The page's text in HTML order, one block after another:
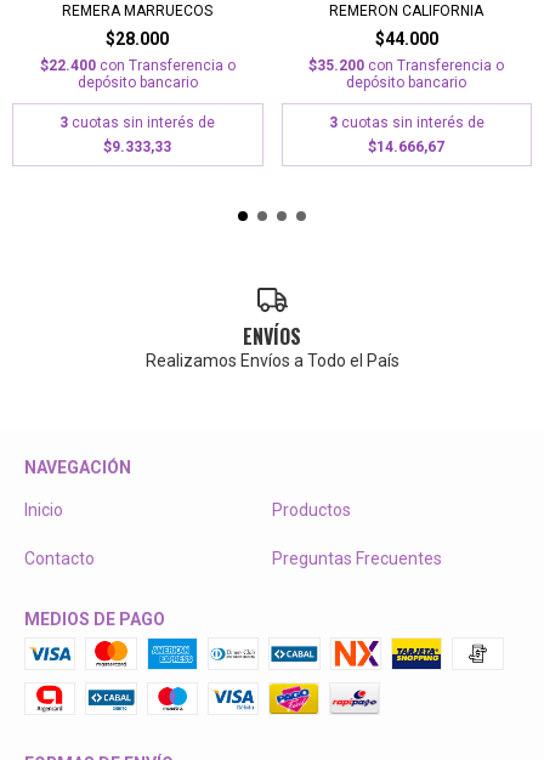
REMERA MARRUECOS
$28.000
$22.400 con Transferencia o
depósito bancario
3 cuotas sin interés de
$9.333,33
REMERON CALIFORNIA
$44.000
$35.200 con Transferencia o
depósito bancario
3 cuotas sin interés de
$14.666,67
ENVÍOS
Realizamos Envíos a Todo el País
NAVEGACIÓN
Inicio Productos
Contacto Preguntas Frecuentes
MEDIOS DE PAGO